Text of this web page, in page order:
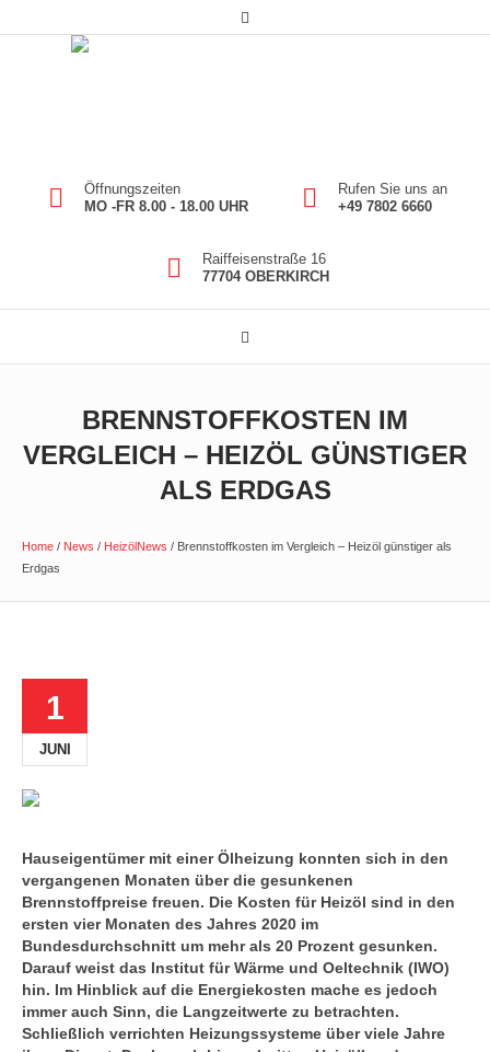
Öffnungszeiten
MO -FR 8.00 - 18.00 UHR
Rufen Sie uns an
+49 7802 6660
Raiffeisenstraße 16
77704 OBERKIRCH
BRENNSTOFFKOSTEN IM
VERGLEICH – HEIZÖL GÜNSTIGER
ALS ERDGAS
Home / News / HeizölNews / Brennstoffkosten im Vergleich – Heizöl günstiger als
Erdgas
1
JUNI
Hauseigentümer mit einer Ölheizung konnten sich in den
vergangenen Monaten über die gesunkenen
Brennstoffpreise freuen. Die Kosten für Heizöl sind in den
ersten vier Monaten des Jahres 2020 im
Bundesdurchschnitt um mehr als 20 Prozent gesunken.
Darauf weist das Institut für Wärme und Oeltechnik (IWO)
hin. Im Hinblick auf die Energiekosten mache es jedoch
immer auch Sinn, die Langzeitwerte zu betrachten.
Schließlich verrichten Heizungssysteme über viele Jahre